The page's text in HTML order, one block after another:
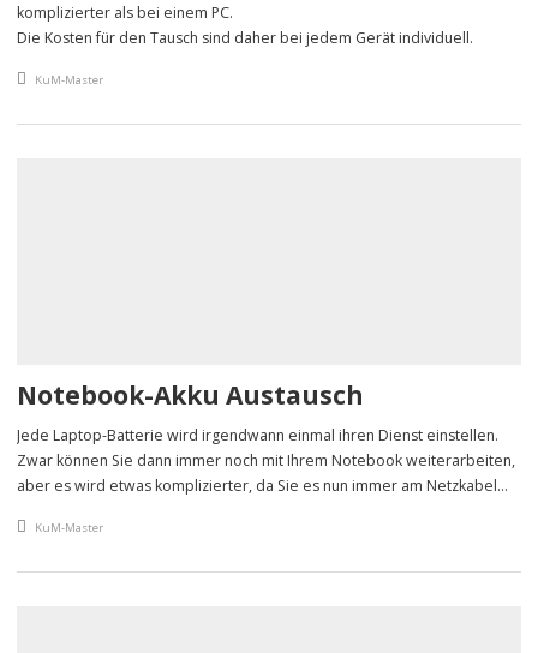
komplizierter als bei einem PC.
Die Kosten für den Tausch sind daher bei jedem Gerät individuell.
An article by
KuM-Master
Notebook-Akku Austausch
Jede Laptop-Batterie wird irgendwann einmal ihren Dienst einstellen.
Zwar können Sie dann immer noch mit Ihrem Notebook weiterarbeiten,
aber es wird etwas komplizierter, da Sie es nun immer am Netzkabel
An article by
KuM-Master